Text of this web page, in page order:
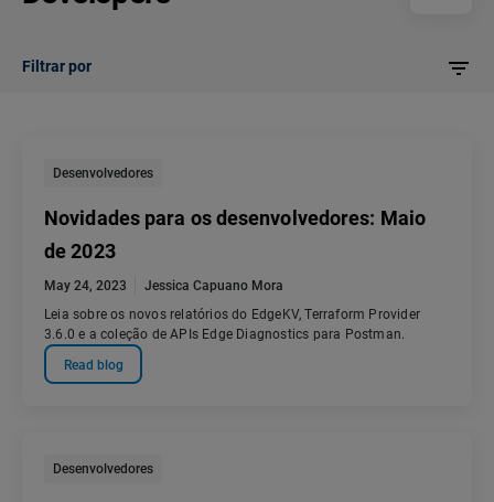
Filtrar por
Desenvolvedores
Novidades para os desenvolvedores: Maio
de 2023
May 24, 2023
Jessica Capuano Mora
Leia sobre os novos relatórios do EdgeKV, Terraform Provider
3.6.0 e a coleção de APIs Edge Diagnostics para Postman.
Read blog
Desenvolvedores